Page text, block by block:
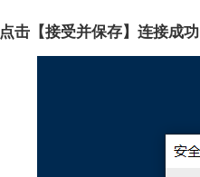
点击【接受并保存】连接成功